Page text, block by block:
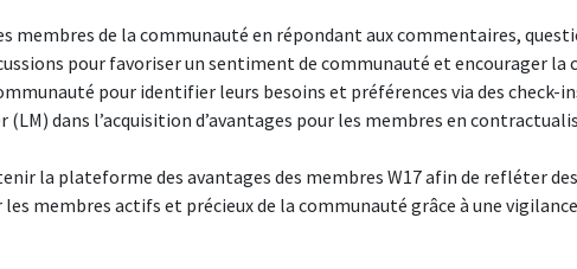
membres de la communauté en répondant aux commentaires,
pour favoriser un sentiment de communauté et encourager
pour identifier leurs besoins et préférences via des check-
(LM) dans l’acquisition d’avantages pour les membres en
la plateforme des avantages des membres W17 afin de refléter
membres actifs et précieux de la communauté grâce à une